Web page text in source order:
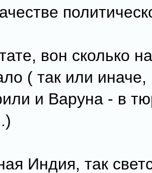
вон сколько
( так или
и Варуна - в
Индия, так